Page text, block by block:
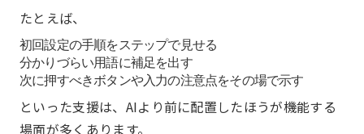
たとえば、
初回設定の手順をステップで見せる
分かりづらい用語に補足を出す
次に押すべきボタンや入力の注意点をその場で示す
といった支援は、AIより前に配置したほうが機能する
場面が多くあります。